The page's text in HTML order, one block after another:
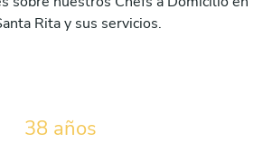
Rita y sus servicios.
38 años